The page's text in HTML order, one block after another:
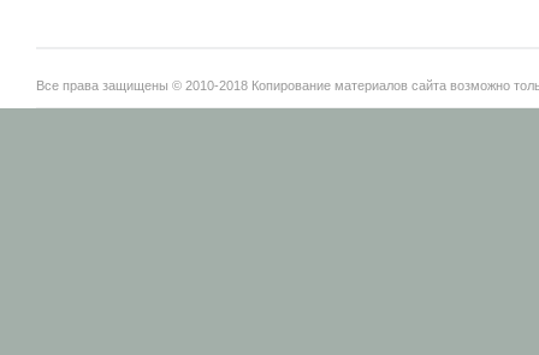
Все права защищены © 2010-2018 Копирование материалов сайта возможно